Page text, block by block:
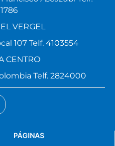
PÁGINAS
VERGEL
107 Telf. 4103554
CENTRO
Telf. 2824000